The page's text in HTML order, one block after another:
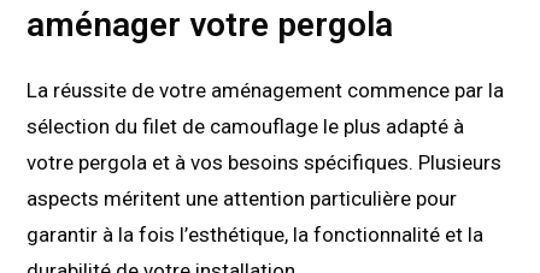
aménager votre pergola
La réussite de votre aménagement commence par la
sélection du filet de camouflage le plus adapté à
votre pergola et à vos besoins spécifiques. Plusieurs
aspects méritent une attention particulière pour
garantir à la fois l’esthétique, la fonctionnalité et la